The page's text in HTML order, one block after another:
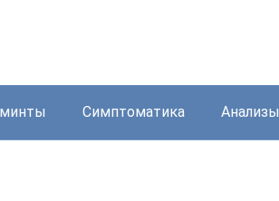
Симптоматика Анализы